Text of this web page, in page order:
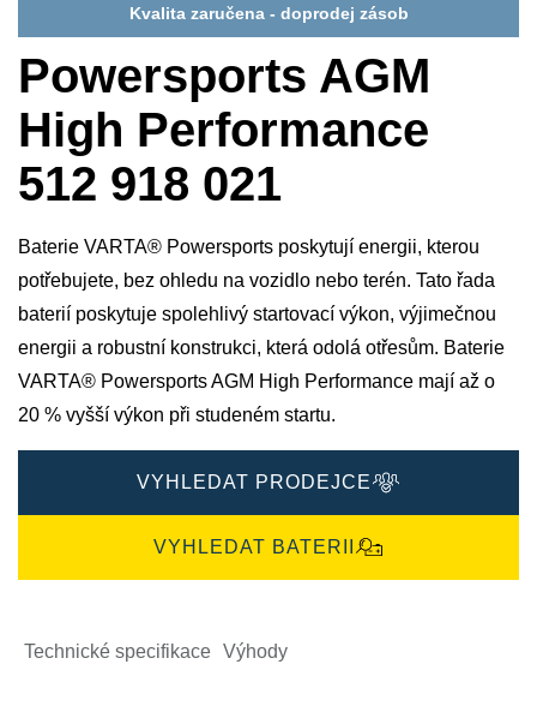
Kvalita zaručena - doprodej zásob
Powersports AGM
High Performance
512 918 021
Baterie VARTA® Powersports poskytují energii, kterou
potřebujete, bez ohledu na vozidlo nebo terén. Tato řada
baterií poskytuje spolehlivý startovací výkon, výjimečnou
energii a robustní konstrukci, která odolá otřesům. Baterie
VARTA® Powersports AGM High Performance mají až o
20 % vyšší výkon při studeném startu.
VYHLEDAT PRODEJCE
VYHLEDAT BATERII
Technické specifikace Výhody